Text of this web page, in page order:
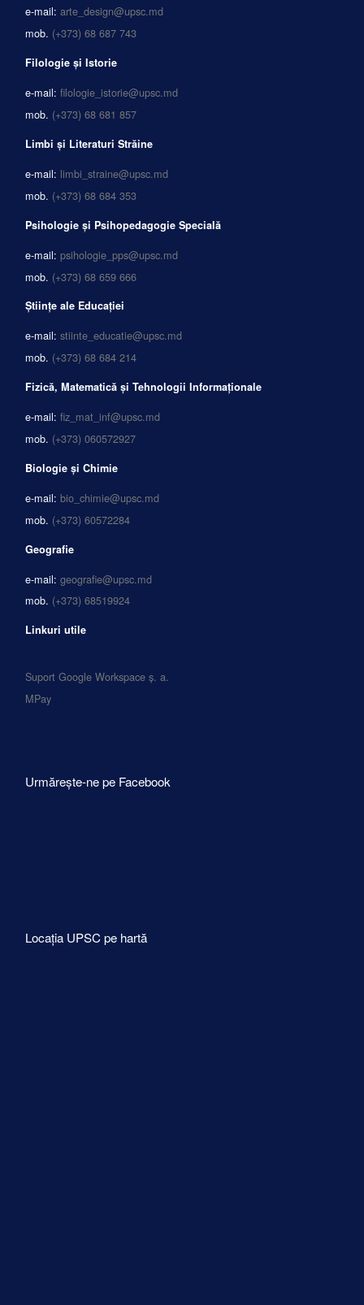
e-mail: arte_design@upsc.md
mob. (+373) 68 687 743
Filologie și Istorie
e-mail: filologie_istorie@upsc.md
mob. (+373) 68 681 857
Limbi și Literaturi Străine
e-mail: limbi_straine@upsc.md
mob. (+373) 68 684 353
Psihologie și Psihopedagogie Specială
e-mail: psihologie_pps@upsc.md
mob. (+373) 68 659 666
Științe ale Educației
e-mail: stiinte_educatie@upsc.md
mob. (+373) 68 684 214
Fizică, Matematică și Tehnologii Informaționale
e-mail: fiz_mat_inf@upsc.md
mob. (+373) 060572927
Biologie și Chimie
e-mail: bio_chimie@upsc.md
mob. (+373) 60572284
Geografie
e-mail: geografie@upsc.md
mob. (+373) 68519924
Linkuri utile
Suport Google Workspace ș. a.
MPay
Urmărește-ne pe Facebook
Locația UPSC pe hartă